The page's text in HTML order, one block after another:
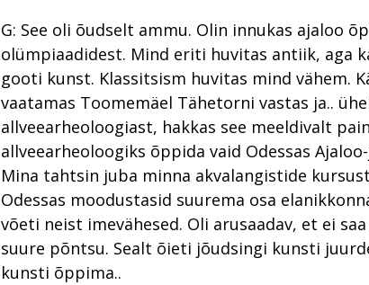
G: See oli õudselt ammu. Olin innukas ajaloo
olümpiaadidest. Mind eriti huvitas antiik, aga
gooti kunst. Klassitsism huvitas mind vähem.
vaatamas Toomemäel Tähetorni vastas ja..
allveearheoloogiast, hakkas see meeldivalt
allveearheoloogiks õppida vaid Odessas
Mina tahtsin juba minna akvalangistide
Odessas moodustasid suurema osa
võeti neist imevähesed. Oli arusaadav, et ei
suure põntsu. Sealt õieti jõudsingi kunsti
kunsti õppima..